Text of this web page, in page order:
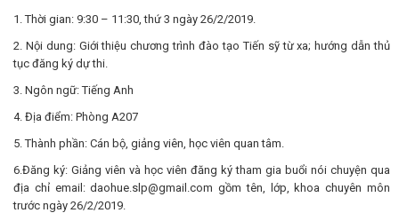
1. Thời gian: 9:30 – 11:30, thứ 3 ngày 26/2/2019.
2. Nội dung: Giới thiệu chương trình đào tạo Tiến sỹ từ xa; hướng dẫn thủ
tục đăng ký dự thi.
3. Ngôn ngữ: Tiếng Anh
4. Địa điểm: Phòng A207
5. Thành phần: Cán bộ, giảng viên, học viên quan tâm.
6.Đăng ký: Giảng viên và học viên đăng ký tham gia buổi nói chuyện qua
địa chỉ email: daohue.slp@gmail.com gồm tên, lớp, khoa chuyên môn
trước ngày 26/2/2019.